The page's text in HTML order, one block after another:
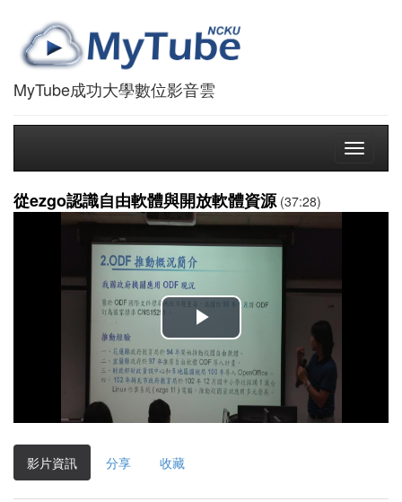
MyTube成功大學數位影音雲
Toggle
從ezgo認識自由軟體與開放軟體資源(37:28)
播
放
影
影片資訊 分享 收藏